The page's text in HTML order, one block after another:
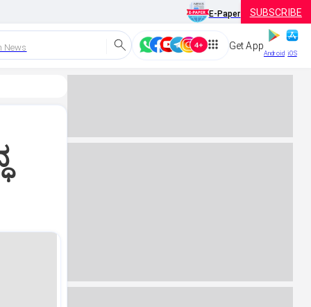
E-Paper SUBSCRIBE
News Get App
Android iOS